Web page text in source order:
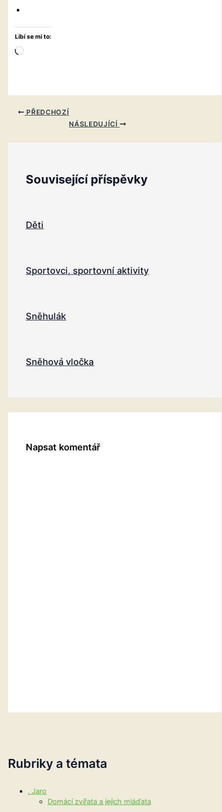
Rubriky a témata
. Jaro
Domácí zvířata a jejich mláďata
Líbí se mi to:
Načítání…
PŘEDCHOZÍ
NÁSLEDUJÍCÍ
Související příspěvky
Děti
Sportovci, sportovní aktivity
Sněhulák
Sněhová vločka
Napsat komentář